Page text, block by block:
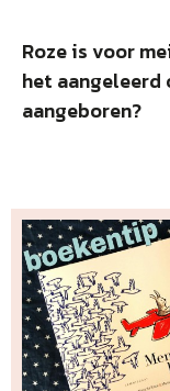
Roze is voor
het aangeleerd
aangeboren?